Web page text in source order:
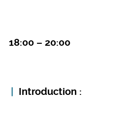
18:00 – 20:00
Introduction :